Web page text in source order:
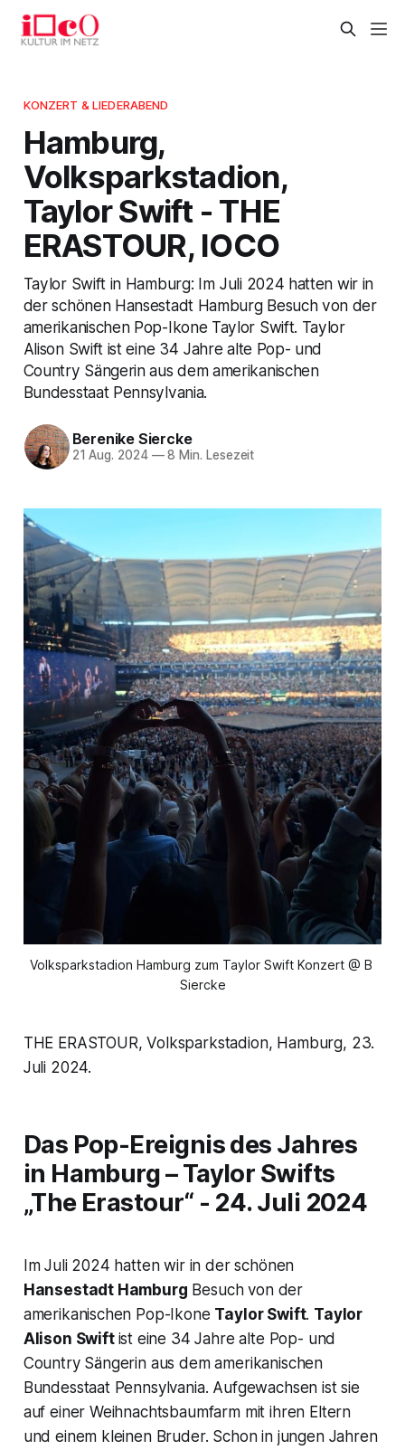
KONZERT & LIEDERABEND
Hamburg,
Volksparkstadion,
Taylor Swift - THE
ERASTOUR, IOCO
Taylor Swift in Hamburg: Im Juli 2024 hatten wir in
der schönen Hansestadt Hamburg Besuch von der
amerikanischen Pop-Ikone Taylor Swift. Taylor
Alison Swift ist eine 34 Jahre alte Pop- und
Country Sängerin aus dem amerikanischen
Bundesstaat Pennsylvania.
Berenike Siercke
21 Aug. 2024 —8 Min. Lesezeit
Volksparkstadion Hamburg zum Taylor Swift Konzert @ B
Siercke
THE ERASTOUR, Volksparkstadion, Hamburg, 23.
Juli 2024.
Das Pop-Ereignis des Jahres
in Hamburg – Taylor Swifts
„The Erastour“ - 24. Juli 2024
Im Juli 2024 hatten wir in der schönen
Hansestadt Hamburg Besuch von der
amerikanischen Pop-Ikone Taylor Swift. Taylor
Alison Swift ist eine 34 Jahre alte Pop- und
Country Sängerin aus dem amerikanischen
Bundesstaat Pennsylvania. Aufgewachsen ist sie
auf einer Weihnachtsbaumfarm mit ihren Eltern
und einem kleinen Bruder. Schon in jungen Jahren